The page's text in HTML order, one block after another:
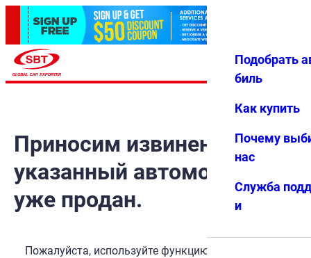
Избранн
Меню
Подобрать
биль
Как купить
Почему
нас
Служба
и
Приносим извинения, но
указанный автомобиль
уже продан.
Пожалуйста, используйте функцию поиска, чтобы